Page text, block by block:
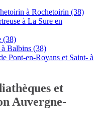
à Rochetoirin (38)
à La Sure en
(38)
Balbins (38)
Pont-en-Royans et Saint- à
et
Auvergne-